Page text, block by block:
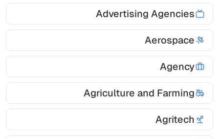
Advertising Agencies
Aerospace
Agency
Agriculture and Farming
Agritech